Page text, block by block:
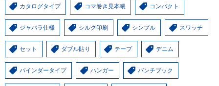
カタログタイプ コマ巻き見本帳 コンパクト
ジャバラ仕様 シルク印刷 シンプル スワッチ
セット ダブル貼り テープ デニム
バインダータイプ ハンガー バンチブック